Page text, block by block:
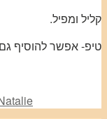
קליל ומפיל.
טיפ- אפשר להוסיף